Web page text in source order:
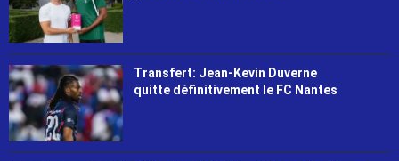
Transfert: Jean-Kevin Duverne
quitte définitivement le FC Nantes